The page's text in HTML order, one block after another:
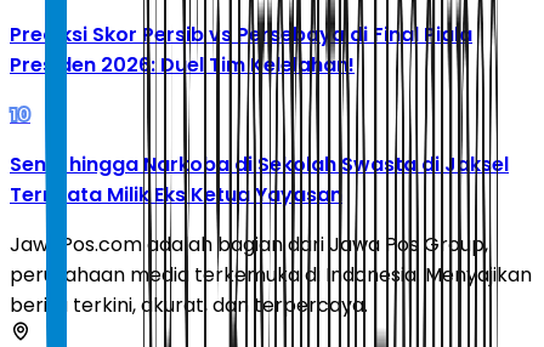
Prediksi Skor Persib vs Persebaya di Final Piala
Presiden 2026: Duel Tim Kelelahan!
10
Senpi hingga Narkoba di Sekolah Swasta di Jaksel
Ternyata Milik Eks Ketua Yayasan
JawaPos.com adalah bagian dari Jawa Pos Group,
perusahaan media terkemuka di Indonesia. Menyajikan
berita terkini, akurat, dan terpercaya.